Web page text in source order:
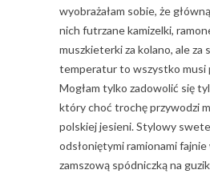
wyobrażałam sobie, że
nich futrzane kamizelki,
muszkieterki za kolano, ale za
temperatur to wszystko musi
Mogłam tylko zadowolić się
który choć trochę przywodzi
polskiej jesieni. Stylowy
odsłoniętymi ramionami fajnie
zamszową spódniczką na